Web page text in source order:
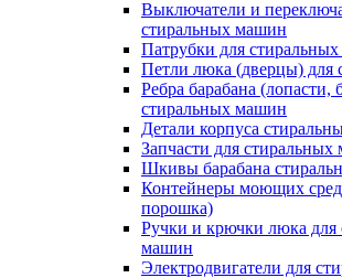
Выключатели и
стиральных машин
Патрубки для
Петли люка (дверцы) для
Ребра барабана (лопасти,
стиральных машин
Детали корпуса
Запчасти для
Шкивы барабана
Контейнеры моющих
порошка)
Ручки и крючки люка для
машин
Электродвигатели для